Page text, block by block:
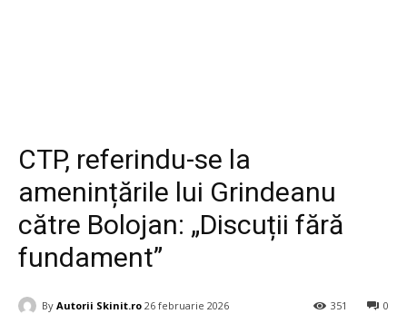
CTP, referindu-se la
amenințările lui Grindeanu
către Bolojan: „Discuții fără
fundament”
By Autorii Skinit.ro 26 februarie 2026 0
351